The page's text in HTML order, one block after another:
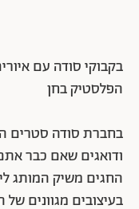
בקבוקי סודה עם
הפלסטיק בחן
בחברת סודה סטרים
ודואגים שאם כבר
החגים משיק המותג